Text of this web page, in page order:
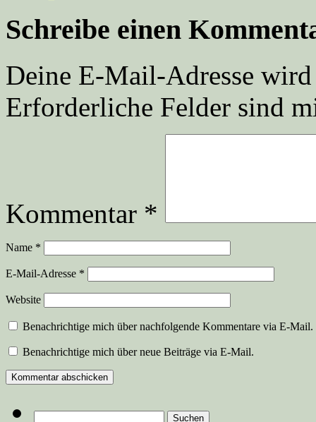
Schreibe einen
Deine E-Mail-Adresse
Erforderliche Felder sind
Kommentar *
Name *
E-Mail-Adresse *
Website
Benachrichtige mich über nachfolgende Kommentare via E-Mail.
Benachrichtige mich über neue Beiträge via E-Mail.